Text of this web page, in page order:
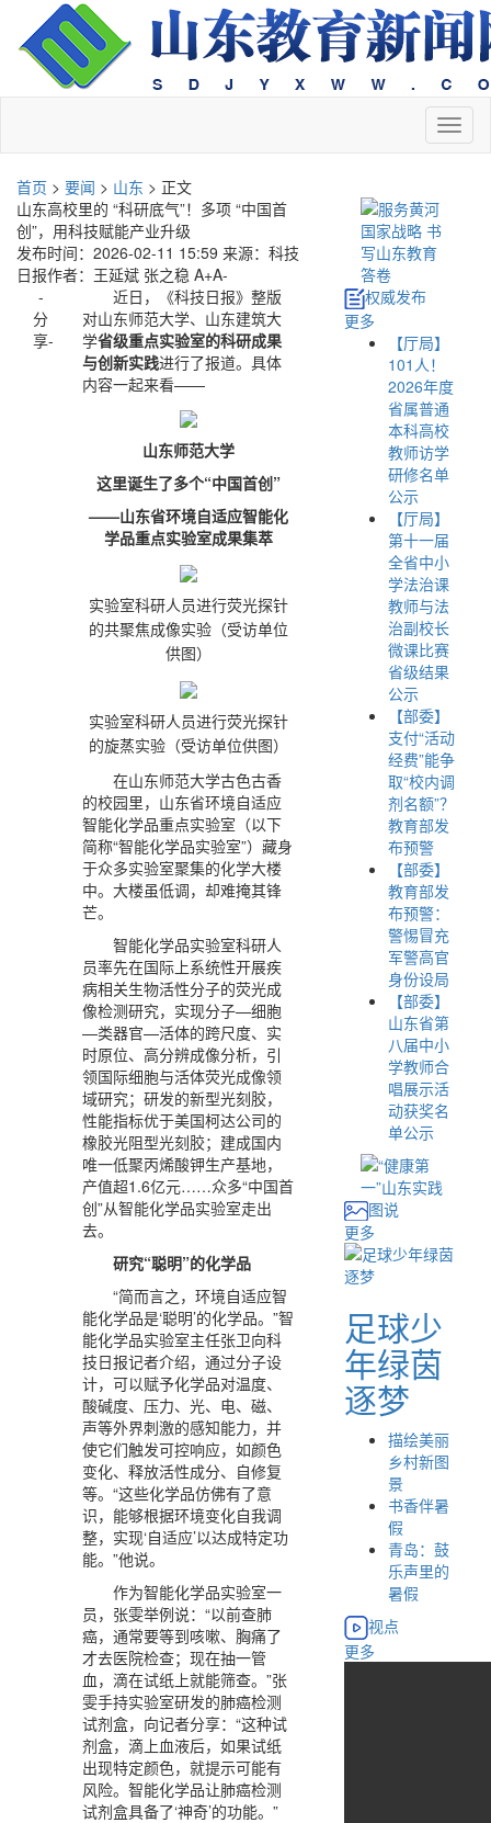
切
换
首页 > 要闻 > 山东 > 正文
山东高校里的 “科研底气”！多项 “中国首
创”，用科技赋能产业升级
发布时间：2026-02-11 15:59 来源：科技
日报作者：王延斌 张之稳 A+A-
-
分
享-
近日，《科技日报》整版
对山东师范大学、山东建筑大
学省级重点实验室的科研成果
与创新实践进行了报道。具体
内容一起来看——
山东师范大学
这里诞生了多个“中国首创”
——山东省环境自适应智能化
学品重点实验室成果集萃
实验室科研人员进行荧光探针
的共聚焦成像实验（受访单位
供图）
实验室科研人员进行荧光探针
的旋蒸实验（受访单位供图）
在山东师范大学古色古香
的校园里，山东省环境自适应
智能化学品重点实验室（以下
简称“智能化学品实验室”）藏身
于众多实验室聚集的化学大楼
中。大楼虽低调，却难掩其锋
芒。
智能化学品实验室科研人
员率先在国际上系统性开展疾
病相关生物活性分子的荧光成
像检测研究，实现分子—细胞
—类器官—活体的跨尺度、实
时原位、高分辨成像分析，引
领国际细胞与活体荧光成像领
域研究；研发的新型光刻胶，
性能指标优于美国柯达公司的
橡胶光阻型光刻胶；建成国内
唯一低聚丙烯酸钾生产基地，
产值超1.6亿元……众多“中国首
创”从智能化学品实验室走出
去。
研究“聪明”的化学品
“简而言之，环境自适应智
能化学品是‘聪明’的化学品。”智
能化学品实验室主任张卫向科
技日报记者介绍，通过分子设
计，可以赋予化学品对温度、
酸碱度、压力、光、电、磁、
声等外界刺激的感知能力，并
使它们触发可控响应，如颜色
变化、释放活性成分、自修复
等。“这些化学品仿佛有了意
识，能够根据环境变化自我调
整，实现‘自适应’以达成特定功
能。”他说。
作为智能化学品实验室一
员，张雯举例说：“以前查肺
癌，通常要等到咳嗽、胸痛了
才去医院检查；现在抽一管
血，滴在试纸上就能筛查。”张
雯手持实验室研发的肺癌检测
试剂盒，向记者分享：“这种试
剂盒，滴上血液后，如果试纸
出现特定颜色，就提示可能有
风险。智能化学品让肺癌检测
试剂盒具备了‘神奇’的功能。”
权威发布
更多
【厅局】
101人！
2026年度
省属普通
本科高校
教师访学
研修名单
公示
【厅局】
第十一届
全省中小
学法治课
教师与法
治副校长
微课比赛
省级结果
公示
【部委】
支付“活动
经费”能争
取“校内调
剂名额”？
教育部发
布预警
【部委】
教育部发
布预警：
警惕冒充
军警高官
身份设局
【部委】
山东省第
八届中小
学教师合
唱展示活
动获奖名
单公示
图说
更多
足球少
年绿茵
逐梦
描绘美丽
乡村新图
景
书香伴暑
假
青岛：鼓
乐声里的
暑假
视点
更多